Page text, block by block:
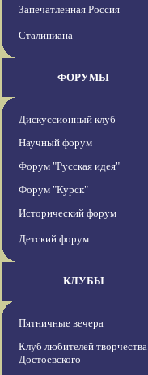
Запечатленная Россия
Сталиниана
ФОРУМЫ
Дискуссионный клуб
Научный форум
Форум "Русская идея"
Форум "Курск"
Исторический форум
Детский форум
КЛУБЫ
Пятничные вечера
Клуб любителей творчества
Достоевского